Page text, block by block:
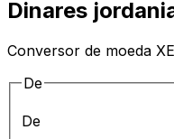
Dinares
Conversor de moeda XE
De
De